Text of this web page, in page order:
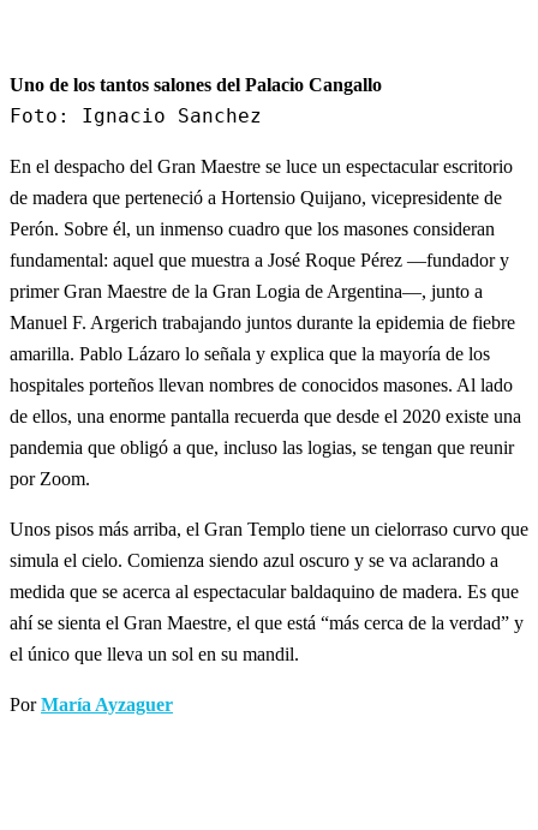
Uno de los tantos salones del Palacio Cangallo
Foto: Ignacio Sanchez
En el despacho del Gran Maestre se luce un espectacular escritorio
de madera que perteneció a Hortensio Quijano, vicepresidente de
Perón. Sobre él, un inmenso cuadro que los masones consideran
fundamental: aquel que muestra a José Roque Pérez —fundador y
primer Gran Maestre de la Gran Logia de Argentina—, junto a
Manuel F. Argerich trabajando juntos durante la epidemia de fiebre
amarilla. Pablo Lázaro lo señala y explica que la mayoría de los
hospitales porteños llevan nombres de conocidos masones. Al lado
de ellos, una enorme pantalla recuerda que desde el 2020 existe una
pandemia que obligó a que, incluso las logias, se tengan que reunir
por Zoom.
Unos pisos más arriba, el Gran Templo tiene un cielorraso curvo que
simula el cielo. Comienza siendo azul oscuro y se va aclarando a
medida que se acerca al espectacular baldaquino de madera. Es que
ahí se sienta el Gran Maestre, el que está “más cerca de la verdad” y
el único que lleva un sol en su mandil.
PorMaría Ayzaguer